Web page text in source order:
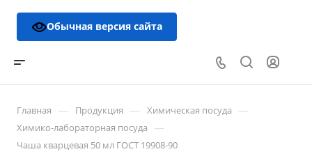
Обычная версия сайта
Главная — Продукция — Химическая посуда —
Химико-лабораторная посуда —
Чаша кварцевая 50 мл ГОСТ 19908-90